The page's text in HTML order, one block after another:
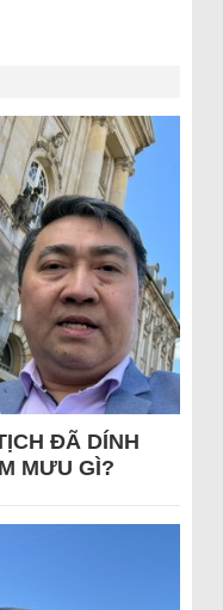
ĐÃ DÍNH
MƯU GÌ?